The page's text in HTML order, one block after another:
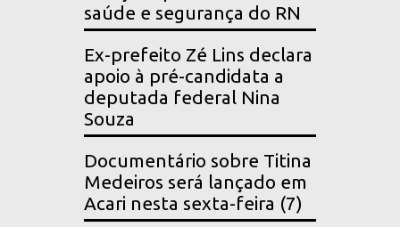
saúde e segurança do RN
Ex-prefeito Zé Lins declara
apoio à pré-candidata a
deputada federal Nina
Souza
Documentário sobre Titina
Medeiros será lançado em
Acari nesta sexta-feira (7)